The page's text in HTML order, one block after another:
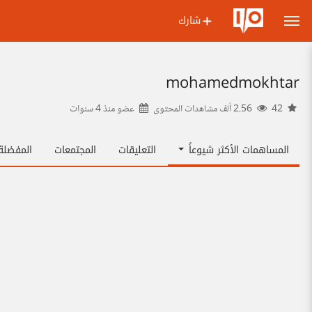
شارك
mohamedmokhtar
عضو منذ4 سنوات
المساهمات الأكثر شيوعاً التعليقات المجتمعات